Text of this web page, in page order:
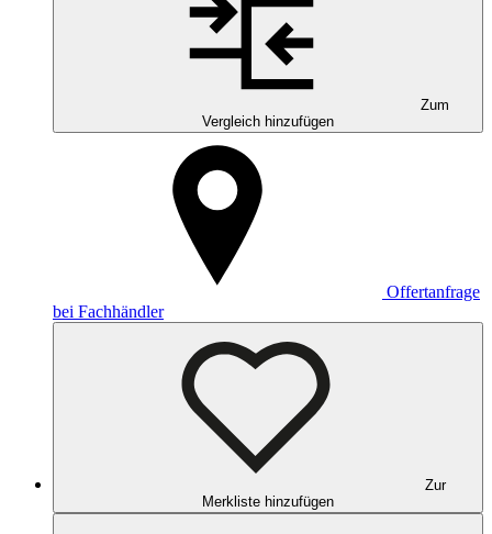
Zum
Vergleich hinzufügen
Offertanfrage
bei Fachhändler
Zur
Merkliste hinzufügen